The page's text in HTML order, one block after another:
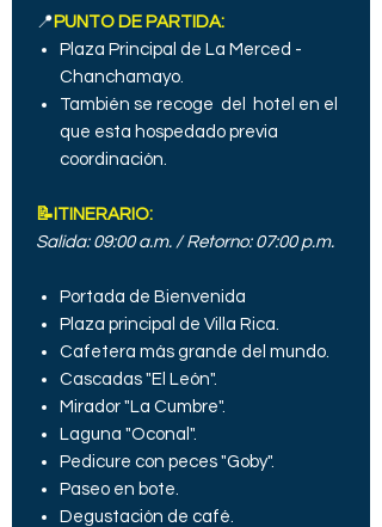
📍 PUNTO DE PARTIDA:
Plaza Principal de La Merced -
Chanchamayo.
También se recoge del hotel en el
que esta hospedado previa
coordinación.
📝ITINERARIO:
Salida: 09:00 a.m. / Retorno: 07:00 p.m.
Portada de Bienvenida
Plaza principal de Villa Rica.
Cafetera más grande del mundo.
Cascadas "El León".
Mirador "La Cumbre".
Laguna "Oconal".
Pedicure con peces "Goby".
Paseo en bote.
Degustación de café.